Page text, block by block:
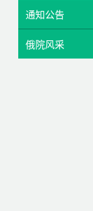
通知公告
俄院风采